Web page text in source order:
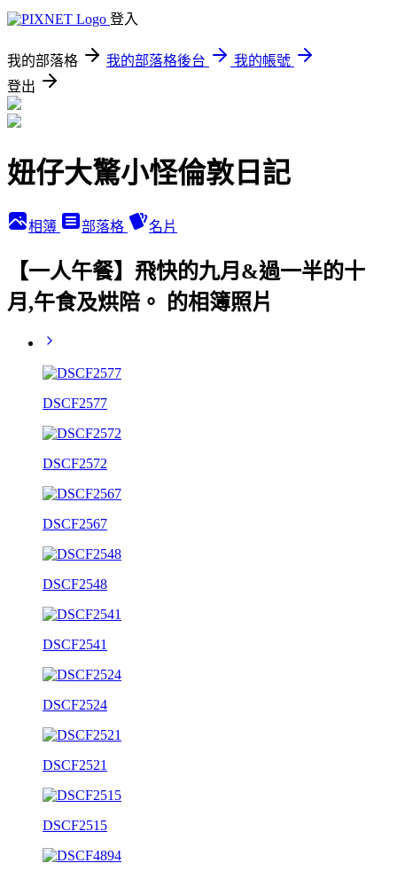
登入
我的部落格 我的部落格後台
我的帳號
登出
妞仔大驚小怪倫敦日記
相簿 部落格 名片
【一人午餐】飛快的九月&過一半的十
月,午食及烘陪。 的相簿照片
DSCF2577
DSCF2572
DSCF2567
DSCF2548
DSCF2541
DSCF2524
DSCF2521
DSCF2515